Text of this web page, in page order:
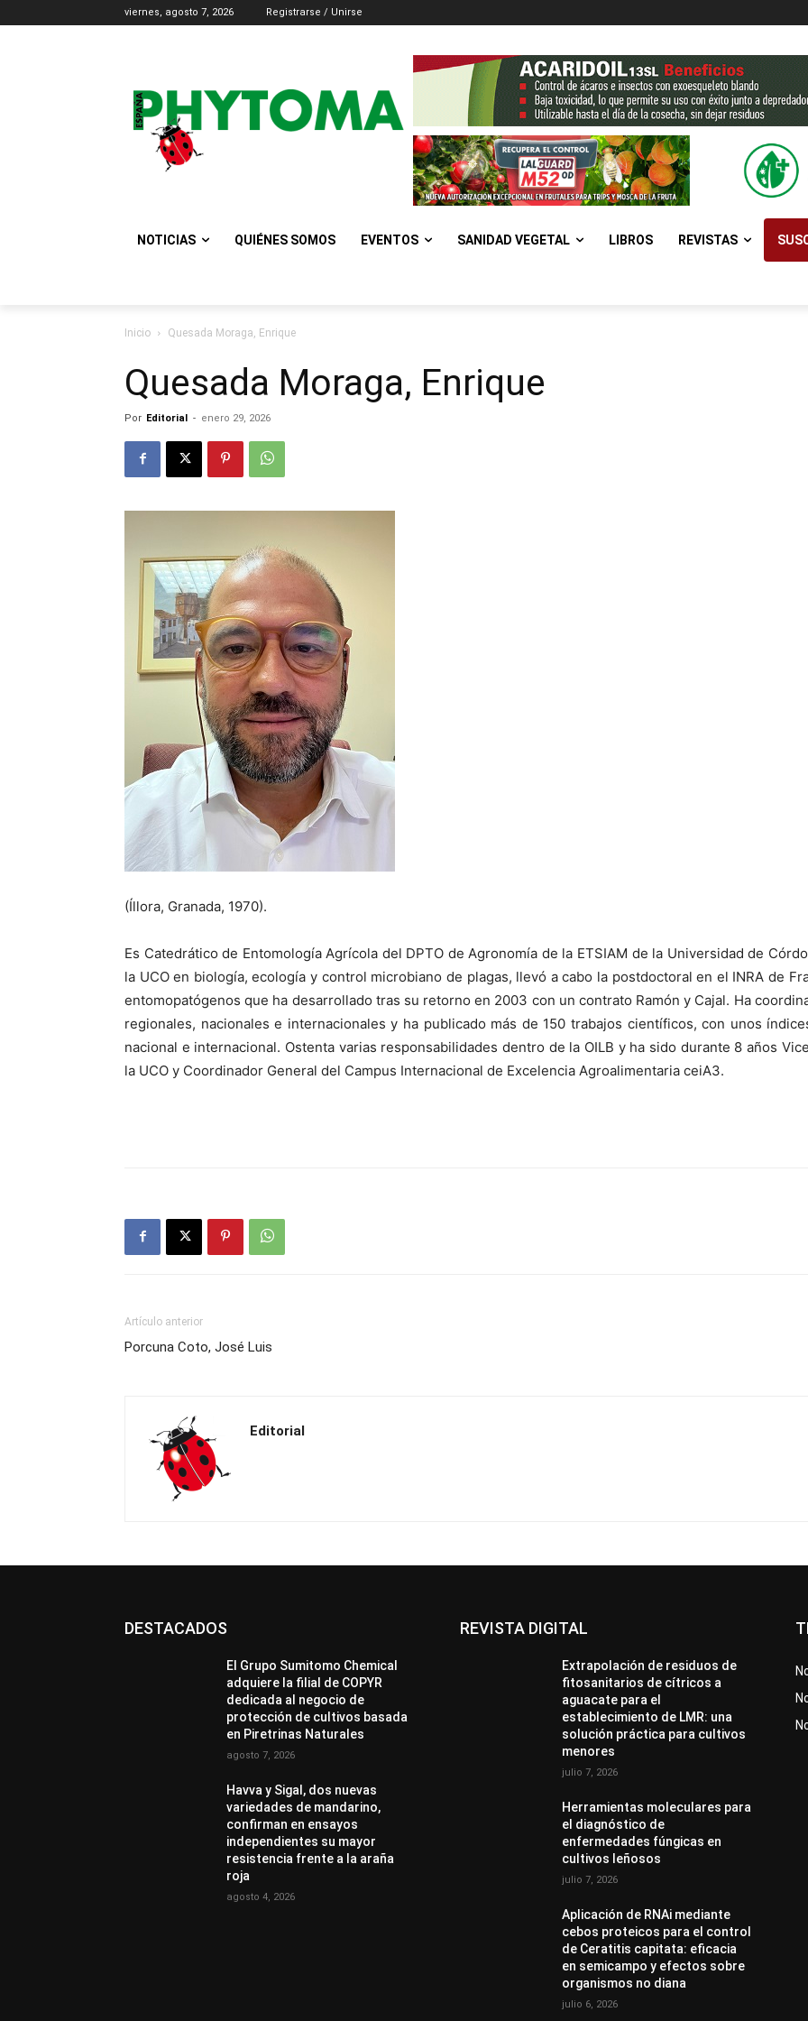
viernes, agosto 7, 2026 Registrarse / Unirse
NOTICIAS QUIÉNES SOMOS EVENTOS SANIDAD VEGETAL LIBROS REVISTAS
Inicio Quesada Moraga, Enrique
Quesada Moraga, Enrique
Por Editorial - enero 29, 2026
(Íllora, Granada, 1970).
Es Catedrático de Entomología Agrícola del DPTO de Agronomía de la ETSIAM de la Universidad de
la UCO en biología, ecología y control microbiano de plagas, llevó a cabo la postdoctoral en el INRA de
entomopatógenos que ha desarrollado tras su retorno en 2003 con un contrato Ramón y Cajal. Ha
regionales, nacionales e internacionales y ha publicado más de 150 trabajos científicos, con unos
nacional e internacional. Ostenta varias responsabilidades dentro de la OILB y ha sido durante 8 años
la UCO y Coordinador General del Campus Internacional de Excelencia Agroalimentaria ceiA3.
Artículo anterior
Porcuna Coto, José Luis
Editorial
DESTACADOS
El Grupo Sumitomo Chemical
adquiere la filial de COPYR
dedicada al negocio de
protección de cultivos basada
en Piretrinas Naturales
agosto 7, 2026
Havva y Sigal, dos nuevas
variedades de mandarino,
confirman en ensayos
independientes su mayor
resistencia frente a la araña
roja
agosto 4, 2026
REVISTA DIGITAL
Extrapolación de residuos de
fitosanitarios de cítricos a
aguacate para el
establecimiento de LMR: una
solución práctica para cultivos
menores
julio 7, 2026
Herramientas moleculares para
el diagnóstico de
enfermedades fúngicas en
cultivos leñosos
julio 7, 2026
Aplicación de RNAi mediante
cebos proteicos para el control
de Ceratitis capitata: eficacia
en semicampo y efectos sobre
organismos no diana
julio 6, 2026